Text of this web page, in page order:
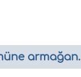
armağan.